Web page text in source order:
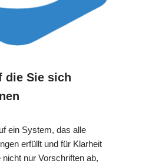
die Sie sich
ein System, das alle
erfüllt und für Klarheit
nur Vorschriften ab,